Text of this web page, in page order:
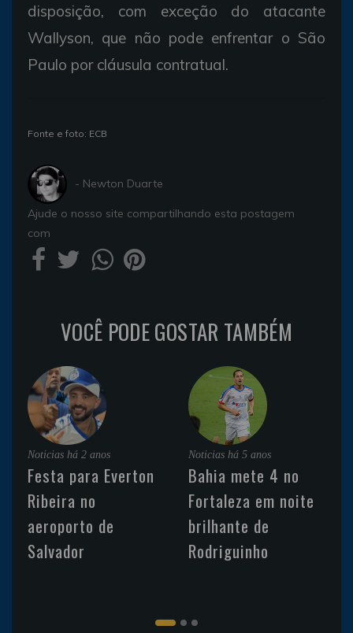
disposição, com exceção do atacante
Wallyson, que não pode enfrentar o São
Paulo por cláusula contratual.
Fonte e foto: ECB
- Newton Duarte
Ajude o nosso site compartilhando esta postagem
com
VOCÊ PODE GOSTAR TAMBÉM
Noticias há 2 anos
Festa para Everton
Ribeira no
aeroporto de
Salvador
Noticias há 5 anos
Bahia mete 4 no
Fortaleza em noite
brilhante de
Rodriguinho